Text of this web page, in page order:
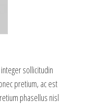
sollicitudin
pretium, ac est
phasellus nisl